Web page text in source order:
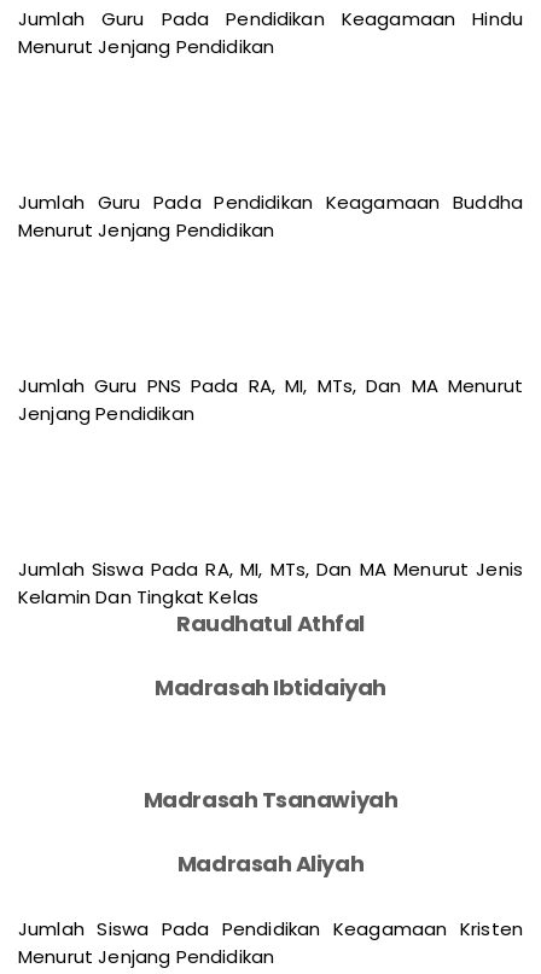
Jumlah Guru Pada Pendidikan Keagamaan Hindu
Menurut Jenjang Pendidikan
Jumlah Guru Pada Pendidikan Keagamaan Buddha
Menurut Jenjang Pendidikan
Jumlah Guru PNS Pada RA, MI, MTs, Dan MA Menurut
Jenjang Pendidikan
Jumlah Siswa Pada RA, MI, MTs, Dan MA Menurut Jenis
Kelamin Dan Tingkat Kelas
Raudhatul Athfal
Madrasah Ibtidaiyah
Madrasah Tsanawiyah
Madrasah Aliyah
Jumlah Siswa Pada Pendidikan Keagamaan Kristen
Menurut Jenjang Pendidikan